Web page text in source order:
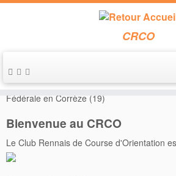
Passer
au
contenu
CRCO
Accueil » Annonces de course » Du 19 au
Fédérale en Corrèze (19)
Bienvenue au CRCO
Le Club Rennais de Course d'Orientation